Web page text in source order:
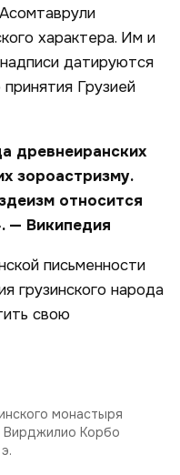
характера. Им и
датируются
Грузией
древнеиранских
зороастризму.
относится
— Википедия
письменности
грузинского народа
свою
монастыря
Вирджилио Корбо